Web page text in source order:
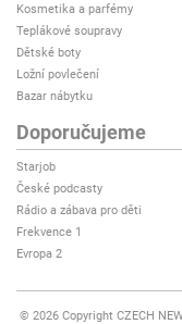
Kosmetika a parfémy
Teplákové soupravy
Dětské boty
Ložní povlečení
Bazar nábytku
Doporučujeme
Starjob
České podcasty
Rádio a zábava pro děti
Frekvence 1
Evropa 2
© 2026 Copyright CZECH